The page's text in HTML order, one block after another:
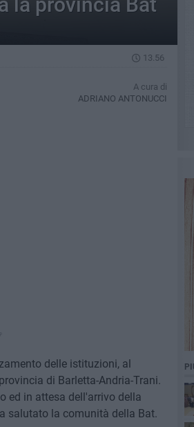
13.56
A cura di
ADRIANO ANTONUCCI
delle istituzioni, al
di Barletta-Andria-Trani.
ed in attesa dell'arrivo della
salutato la comunità della Bat.